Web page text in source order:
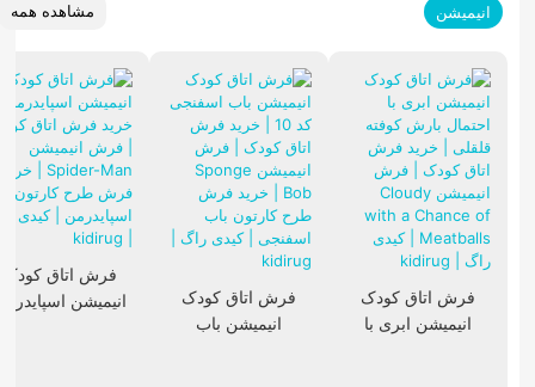
انیمیشن مشاهده همه
فرش اتاق کودک
انیمیشن ابری با
فرش اتاق کودک
انیمیشن باب
فرش اتاق کودک
انیمیشن